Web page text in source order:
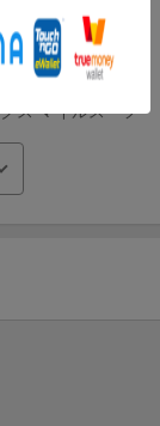
クス/ピアノ/ベ
ス/ドラム
分析するもよ
、ジャズの深淵
ス マイルス・フ
/ドラム